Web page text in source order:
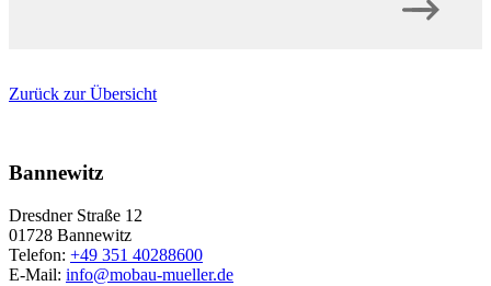
Zurück zur Übersicht
Bannewitz
Dresdner Straße 12
01728 Bannewitz
Telefon: +49 351 40288600
E-Mail: info@mobau-mueller.de